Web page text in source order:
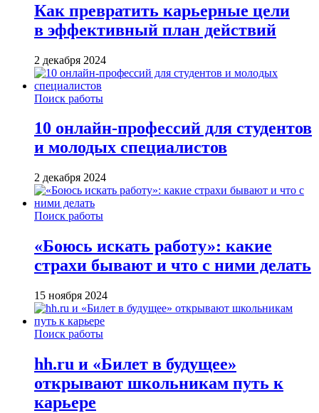
Как превратить карьерные цели
в эффективный план действий
2 декабря 2024
Поиск работы
10 онлайн-профессий для студентов
и молодых специалистов
2 декабря 2024
Поиск работы
«Боюсь искать работу»: какие
страхи бывают и что с ними делать
15 ноября 2024
Поиск работы
hh.ru и «Билет в будущее»
открывают школьникам путь к
карьере